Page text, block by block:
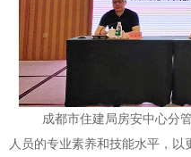
成都市住建局房安中心分
人员的专业素养和技能水平，